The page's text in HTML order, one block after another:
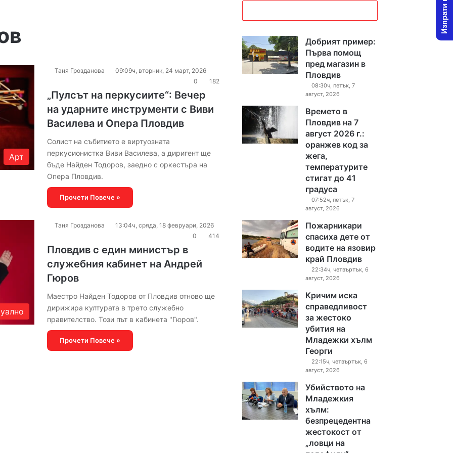
Арт
Таня Грозданова
09:09ч, вторник, 24 март, 2026
0
182
„Пулсът на перкусиите“: Вечер
на ударните инструменти с Виви
Василева и Опера Пловдив
Солист на събитието е виртуозната
перкусионистка Виви Василева, а диригент ще
бъде Найден Тодоров, заедно с оркестъра на
Опера Пловдив.
Прочети Повече »
Таня Грозданова
13:04ч, сряда, 18 февруари, 2026
0
414
Пловдив с един министър в
служебния кабинет на Андрей
Гюров
Маестро Найден Тодоров от Пловдив отново ще
дирижира културата в трето служебно
правителство. Този път в кабинета "Гюров".
Прочети Повече »
Добрият пример:
Първа помощ
пред магазин в
Пловдив
08:30ч, петък, 7
август, 2026
Времето в
Пловдив на 7
август 2026 г.:
оранжев код за
жега,
температурите
стигат до 41
градуса
07:52ч, петък, 7
август, 2026
Пожарникари
спасиха дете от
водите на язовир
край Пловдив
22:34ч, четвъртък, 6
август, 2026
Кричим иска
справедливост
за жестоко
убития на
Младежки хълм
Георги
22:15ч, четвъртък, 6
август, 2026
Убийството на
Младежкия
хълм:
безпрецедентна
жестокост от
„ловци на